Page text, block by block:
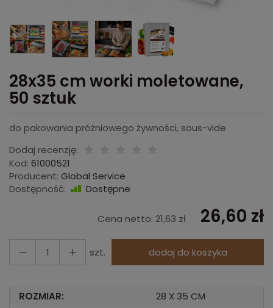
28x35 cm worki moletowane,
50 sztuk
do pakowania próżniowego żywności, sous-vide
Dodaj recenzję:
Kod: 61000521
Producent: Global Service
Dostępność:
Dostępne
Cena netto: 21,63 zł 26,60 zł
szt. dodaj do koszyka
ROZMIAR:
28 X 35 CM